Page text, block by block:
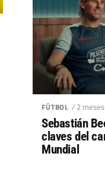
FÚTBOL / 2
Sebastián
claves del
Mundial